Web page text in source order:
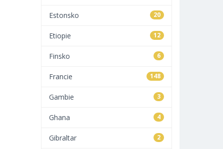
20
Estonsko
12
Etiopie
6
Finsko
148
Francie
3
Gambie
4
Ghana
2
Gibraltar